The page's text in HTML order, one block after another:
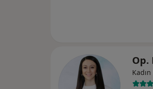
Op.